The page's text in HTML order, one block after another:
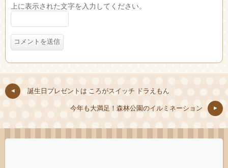
上に表示された文字を入力してください。
誕生日プレゼントは ころがスイッチ ドラえもん
今年も大満足！森林公園のイルミネーション